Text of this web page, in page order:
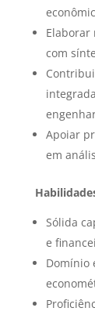
Elaborar
com
Apoiar
em
Sólida
e
Domínio